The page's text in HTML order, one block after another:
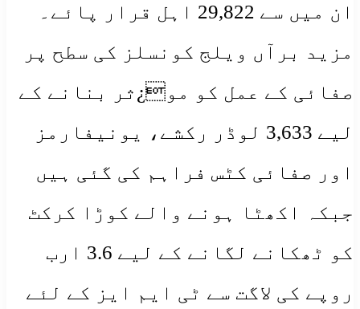
ان میں سے 29,822 اہل قرار پائے۔
مزید برآں ویلج کونسلز کی سطح پر
صفائی کے عمل کو مو¿ثر بنانے کے
لیے 3,633 لوڈر رکشے، یونیفارمز
اور صفائی کٹس فراہم کی گئی ہیں
جبکہ اکھٹا ہونے والے کوڑا کرکٹ
کو ٹھکانے لگانے کے لیے 3.6 ارب
روپے کی لاگت سے ٹی ایم ایز کے لئے